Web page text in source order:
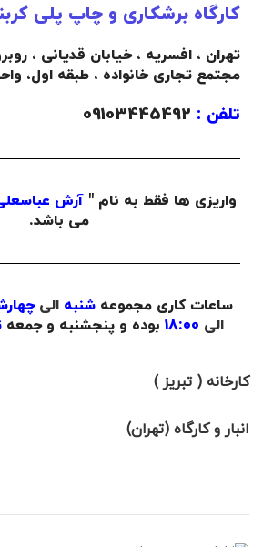
کارگاه برشکاری و چاپ پلی
تهران ، افسریه ، خیابان قدیانی ،
مجتمع تجاری خانواده ، طبقه اول، واحد
تلفن :
واریزی ها فقط به نام " آرش
می باشد.
ساعات کاری مجموعه شنبه الی
الی
بوده و پنجشنبه و جمعه
کارخانه ( تبریز )
انبار و کارگاه (تهران)